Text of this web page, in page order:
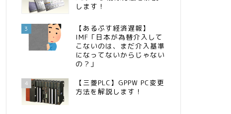
します！
3
【あるぷす経済遅報】
IMF「日本が為替介入して
こないのは、まだ介入基準
になってないからじゃない
の？」
4
【三菱PLC】GPPW PC変更
方法を解説します！